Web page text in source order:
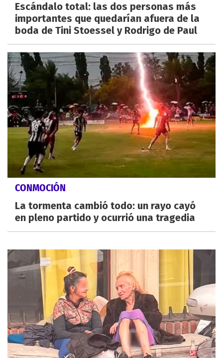
Escándalo total: las dos personas más
importantes que quedarían afuera de la
boda de Tini Stoessel y Rodrigo de Paul
CONMOCIÓN
La tormenta cambió todo: un rayo cayó
en pleno partido y ocurrió una tragedia